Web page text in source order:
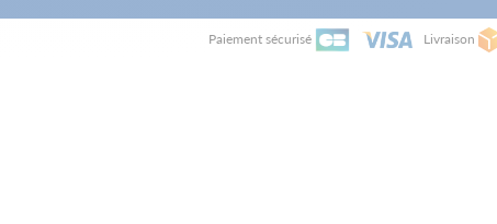
Paiement sécurisé Livraison